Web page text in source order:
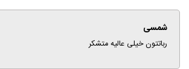
شمسی
رباتتون خیلی عالیه متشکر